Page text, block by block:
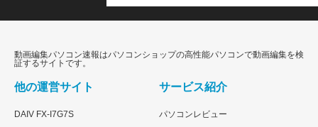
動画編集パソコン速報はパソコンショップの高性能パソコンで動画編集を検
証するサイトです。
他の運営サイト
DAIV FX-I7G7S
サービス紹介
パソコンレビュー